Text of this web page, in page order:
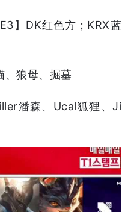
】DK红色方；KRX蓝
、狼母、掘墓
潘森、Ucal狐狸、Ji